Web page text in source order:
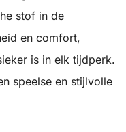
stof in de
en comfort,
is in elk tijdperk.
speelse en stijlvolle